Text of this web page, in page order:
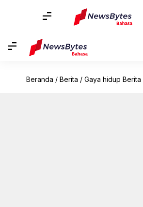
Beranda / Berita / Gaya hidup Berita